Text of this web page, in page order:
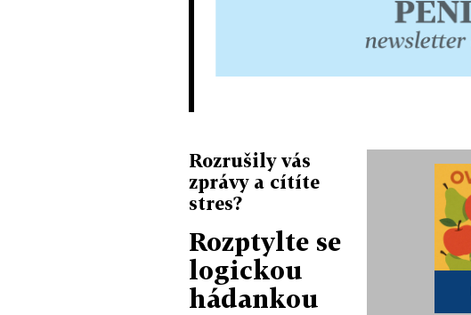
Rozrušily vás
zprávy a cítíte
stres?
Rozptylte se
logickou
hádankou